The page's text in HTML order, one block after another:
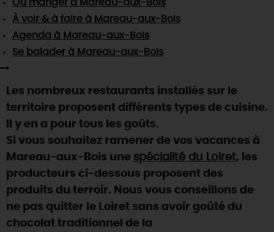
TOUTES LES ACTIVITÉS
Visitesgourmandesetcréatives
Vins etvignobles
Chic,une aire de pique-nique
Par ici lesguinguettes
La Route desMétiers d'Art
TOUT L'ART DE VIVRE
Des vacances auprès des animaux 🐎
(re)Découvrir les coulisses de la Faïencerie de
Gien !
Une saison de festivals 🎉
Rendez-vous de la nature en 2026
Programme des animations "Loiret au fil de l'eau"
2026
Où sortir ?
SE REPÉRER,SE DÉPLACER
INFOS &SERVICES
Où manger à Mareau-aux-Bois
À voir & à faire à Mareau-aux-Bois
Agenda à Mareau-aux-Bois
Se balader à Mareau-aux-Bois
Les nombreux restaurants installés sur le
territoire proposent différents types de cuisine.
Il y en a pour tous les goûts.
Si vous souhaitez ramener de vos vacances à
Mareau-aux-Bois une spécialité du Loiret, les
producteurs ci-dessous proposent des
produits du terroir. Nous vous conseillons de
ne pas quitter le Loiret sans avoir goûté du
chocolat traditionnel de la